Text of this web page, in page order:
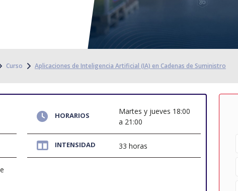
Curso Aplicaciones de Inteligencia Artificial (IA) en Cadenas de Suministro
HORARIOS
Martes y jueves 18:00
a 21:00
INTENSIDAD 33 horas